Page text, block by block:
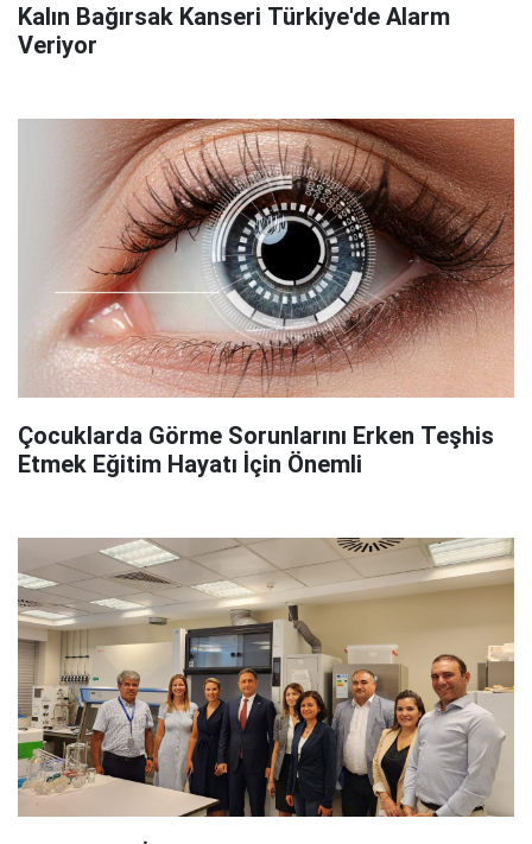
Kalın Bağırsak Kanseri Türkiye'de Alarm
Veriyor
Çocuklarda Görme Sorunlarını Erken Teşhis
Etmek Eğitim Hayatı İçin Önemli